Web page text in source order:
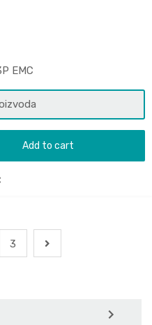
EMC
Add to cart
3